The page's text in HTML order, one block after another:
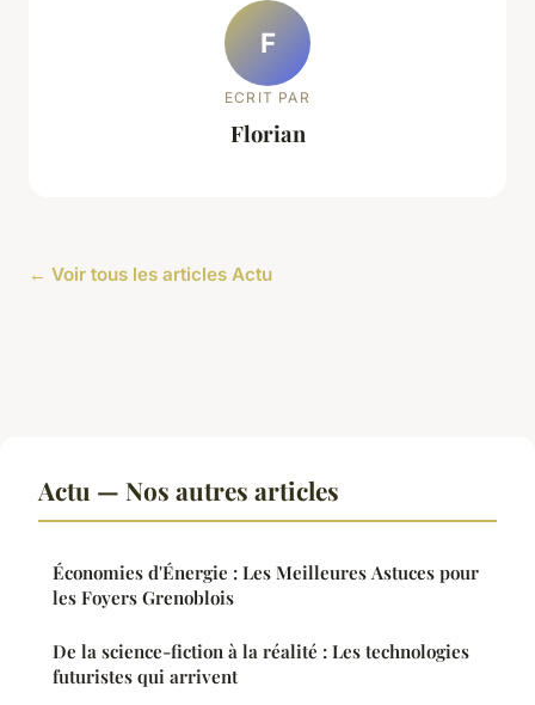
F
ECRIT PAR
Florian
← Voir tous les articles Actu
Actu — Nos autres articles
Économies d'Énergie : Les Meilleures Astuces pour
les Foyers Grenoblois
De la science-fiction à la réalité : Les technologies
futuristes qui arrivent